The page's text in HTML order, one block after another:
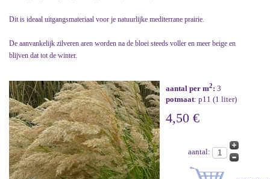
Dit is ideaal uitgangsmateriaal voor je natuurlijke mediterrane prairie.
De aanvankelijk zilveren aren worden na de bloei steeds voller en meer beige en
blijven dat tot de winter.
aantal per m2: 3
potmaat: p11 (1 liter)
4,50 €
aantal: